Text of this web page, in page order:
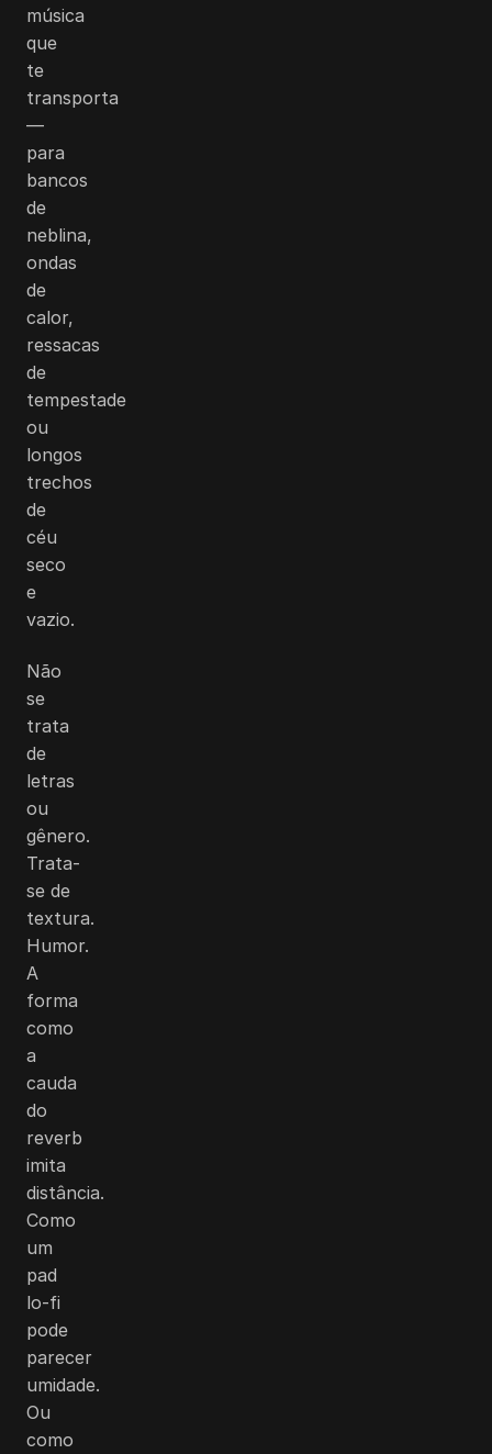
música
que
te
transporta
—
para
bancos
de
neblina,
ondas
de
calor,
ressacas
de
tempestade
ou
longos
trechos
de
céu
seco
e
vazio.
Não
se
trata
de
letras
ou
gênero.
Trata-
se de
textura.
Humor.
A
forma
como
a
cauda
do
reverb
imita
distância.
Como
um
pad
lo-fi
pode
parecer
umidade.
Ou
como